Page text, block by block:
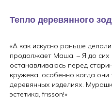
Тепло деревянного
«А как искусно раньше
продолжает Маша. – Я до
останавливаюсь перед
кружева, особенно когда
деревянных изделиях.
эстетика, frisson!»